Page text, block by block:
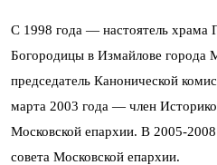
С 1998 года — настоятель храма
Богородицы в Измайлове
председатель Канонической
марта 2003 года — член
Московской епархии. В 2005-
совета Московской епархии.